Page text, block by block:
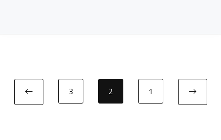
1
2
3